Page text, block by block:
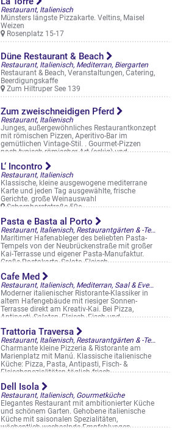
Restaurant, Italienisch
Münsters längste Pizzakarte. Veltins, Maisel
Weizen
Rosenplatz 15-17
Düne Restaurant & Beach
Restaurant, Italienisch, Mediterran, Biergarten
Restaurant & Beach, Veranstaltungen, Catering,
Beerdigungskaffe
Zum Hiltruper See 139
Zum zweischneidigen Pferd
Restaurant, Italienisch
Junges, außergewöhnliches Restaurantkonzept
mit römischen Pizzen, Aperitivo-Bar im
gemütlichen Vintage-Stil. . Gourmet-Pizzen
nach typisch römischer Art (eckig) und ...
Wolbecker Straße 136
L‘ Incontro
Restaurant, Italienisch
Klassische, kleine ausgewogene mediterrane
Karte und jeden Tag ausgewählte, frische
Gerichte. große Weinauswahl
Scharnhorststraße 59a
Pasta e Basta al Porto
Restaurant, Italienisch, Restaurantgärten & -Terrassen
Maritimer Hafenableger des beliebten Pasta-
Tempels von der Neubrückenstraße mit großer
Kai-Terrasse und eigener Pasta-Manufaktur.
Große Pastakarte, Salate, Fleisch- ...
Hafenweg 24 a
Cafe Med
Restaurant, Italienisch, Mediterran, Saal & Eventlocation, Biergarten, Straßencafés & Boulevardterrassen
Moderner italienischer Ristorante-Klassiker in
altem Hafengebäude mit riesiger Sonnen-
Terrasse direkt am Kreativ-Kai. Bei Pizza,
Antipasti, Salaten, Fleisch, Fisch und ...
Trattoria Traversa
Restaurant, Italienisch, Restaurantgärten & -Terrassen
Charmante kleine Pizzeria & Ristorante am
Marienplatz mit Manú. Klassische italienische
Küche: Pizza, Pasta, Antipasti, Fisch- &
Fleischspezialitäten täglich frisch ...
Königsstr. 36-37
Dell Isola
Restaurant, Italienisch, Gourmetküche
Elegantes Restaurant mit ambitionierter Küche
und schönem Garten. Gehobene italienische
Küche mit saisonalen Spezialitäten,
wöchentlich wechselnde Empfehlungen, ...